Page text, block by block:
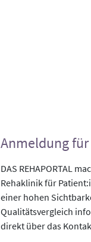
Anmeldung
DAS REHAPORTAL
Rehaklinik für
einer hohen
Qualitätsvergleich
direkt über das